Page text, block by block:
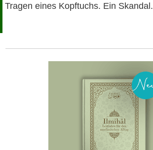
Tragen eines Kopftuchs. Ein Skandal.